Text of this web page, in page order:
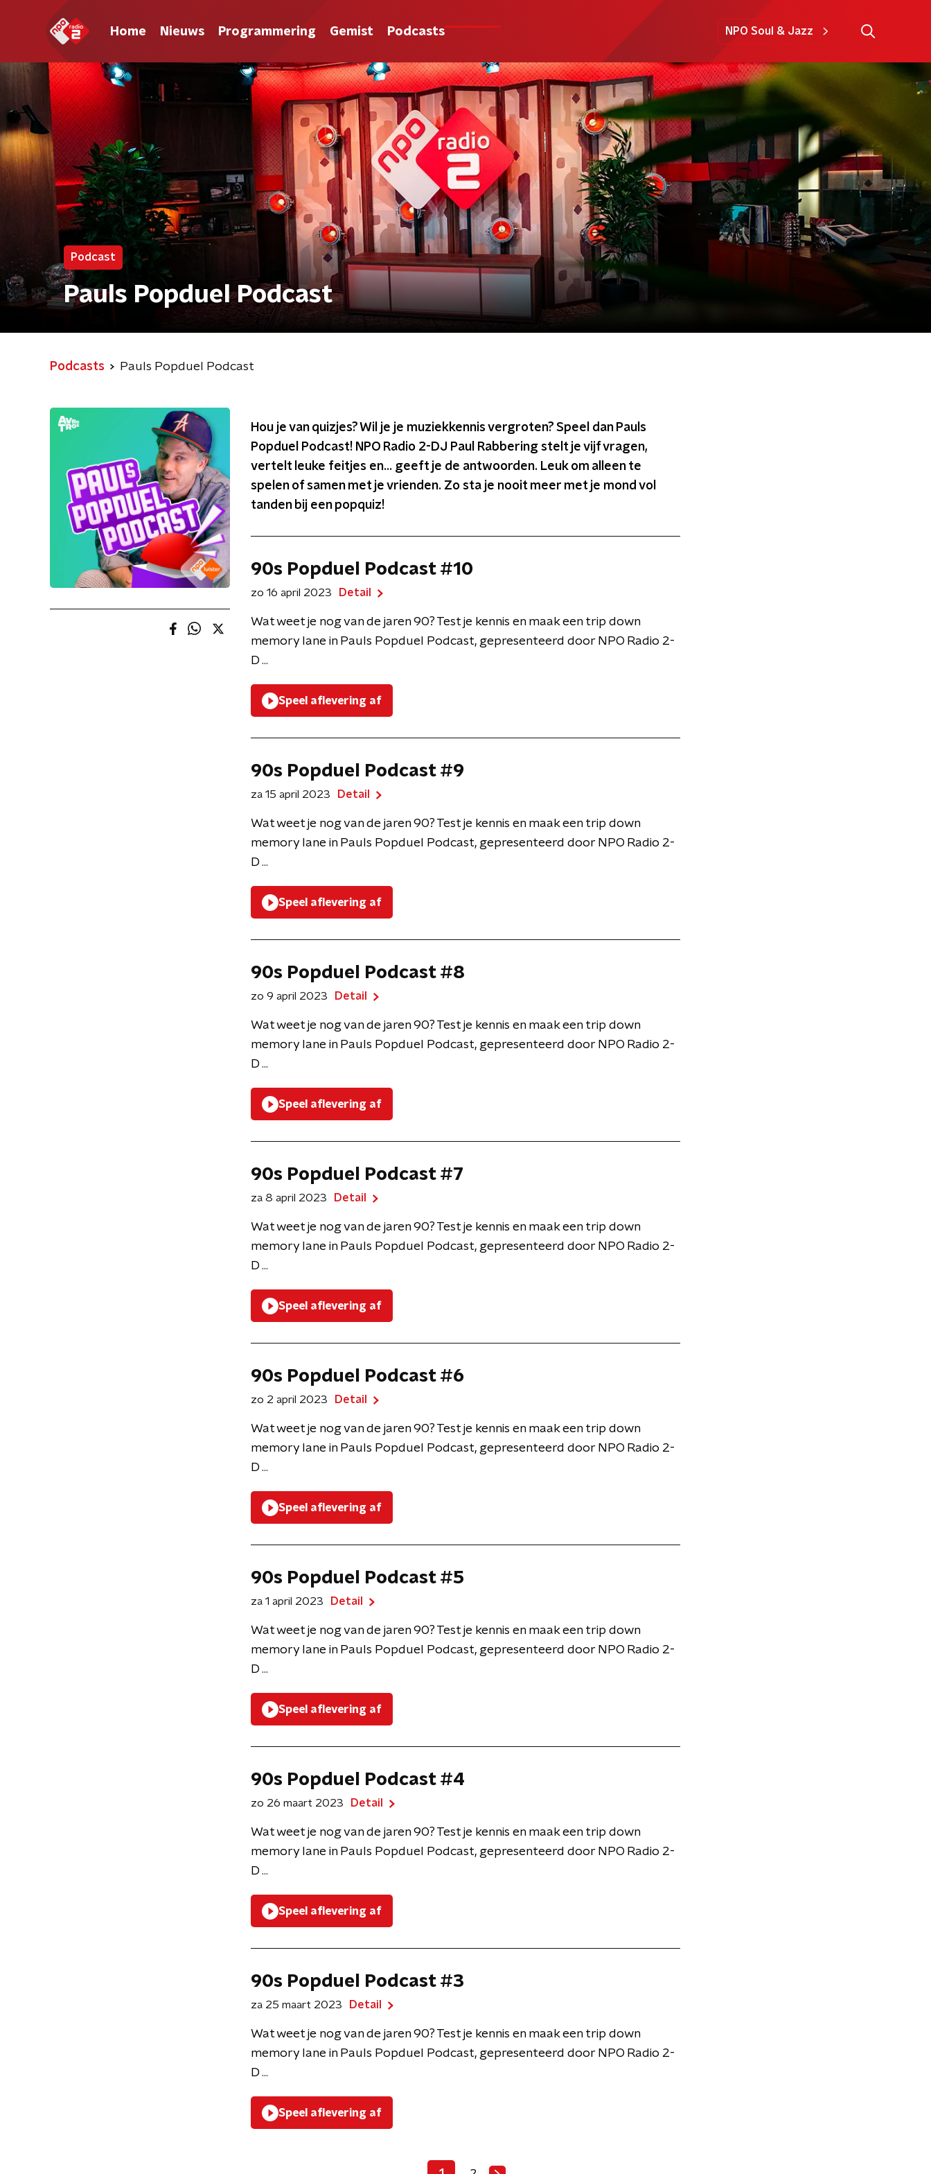
Home Nieuws Programmering Gemist Podcasts NPO Soul & Jazz
Podcast
Pauls Popduel Podcast
Podcasts Pauls Popduel Podcast
Hou je van quizjes? Wil je je muziekkennis vergroten? Speel dan Pauls
Popduel Podcast! NPO Radio 2-DJ Paul Rabbering stelt je vijf vragen,
vertelt leuke feitjes en... geeft je de antwoorden. Leuk om alleen te
spelen of samen met je vrienden. Zo sta je nooit meer met je mond vol
tanden bij een popquiz!
90s Popduel Podcast #10
zo 16 april 2023 Detail
Wat weet je nog van de jaren 90? Test je kennis en maak een trip down
memory lane in Pauls Popduel Podcast, gepresenteerd door NPO Radio 2-
D ...
Speel aflevering af
90s Popduel Podcast #9
za 15 april 2023 Detail
Wat weet je nog van de jaren 90? Test je kennis en maak een trip down
memory lane in Pauls Popduel Podcast, gepresenteerd door NPO Radio 2-
D ...
Speel aflevering af
90s Popduel Podcast #8
zo 9 april 2023 Detail
Wat weet je nog van de jaren 90? Test je kennis en maak een trip down
memory lane in Pauls Popduel Podcast, gepresenteerd door NPO Radio 2-
D ...
Speel aflevering af
90s Popduel Podcast #7
za 8 april 2023 Detail
Wat weet je nog van de jaren 90? Test je kennis en maak een trip down
memory lane in Pauls Popduel Podcast, gepresenteerd door NPO Radio 2-
D ...
Speel aflevering af
90s Popduel Podcast #6
zo 2 april 2023 Detail
Wat weet je nog van de jaren 90? Test je kennis en maak een trip down
memory lane in Pauls Popduel Podcast, gepresenteerd door NPO Radio 2-
D ...
Speel aflevering af
90s Popduel Podcast #5
za 1 april 2023 Detail
Wat weet je nog van de jaren 90? Test je kennis en maak een trip down
memory lane in Pauls Popduel Podcast, gepresenteerd door NPO Radio 2-
D ...
Speel aflevering af
90s Popduel Podcast #4
zo 26 maart 2023 Detail
Wat weet je nog van de jaren 90? Test je kennis en maak een trip down
memory lane in Pauls Popduel Podcast, gepresenteerd door NPO Radio 2-
D ...
Speel aflevering af
90s Popduel Podcast #3
za 25 maart 2023 Detail
Wat weet je nog van de jaren 90? Test je kennis en maak een trip down
memory lane in Pauls Popduel Podcast, gepresenteerd door NPO Radio 2-
D ...
Speel aflevering af